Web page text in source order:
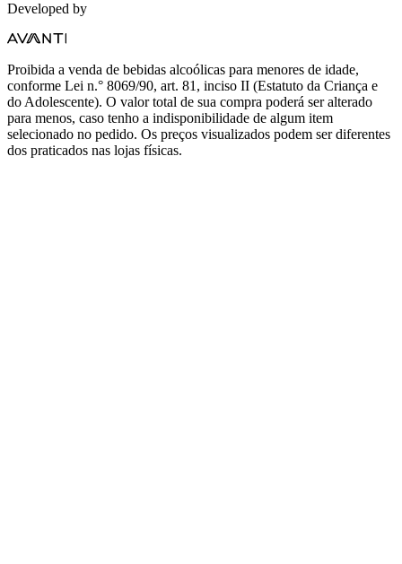
Developed by
Proibida a venda de bebidas alcoólicas para menores de idade,
conforme Lei n.° 8069/90, art. 81, inciso II (Estatuto da Criança e
do Adolescente). O valor total de sua compra poderá ser alterado
para menos, caso tenho a indisponibilidade de algum item
selecionado no pedido. Os preços visualizados podem ser diferentes
dos praticados nas lojas físicas.